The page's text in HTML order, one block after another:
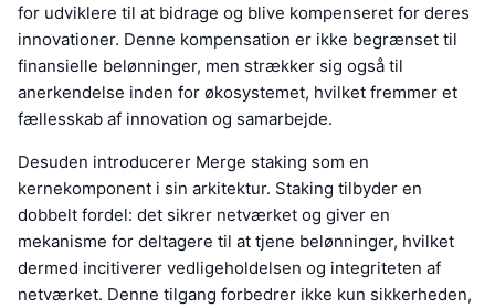
for udviklere til at bidrage og blive kompenseret for deres
innovationer. Denne kompensation er ikke begrænset til
finansielle belønninger, men strækker sig også til
anerkendelse inden for økosystemet, hvilket fremmer et
fællesskab af innovation og samarbejde.
Desuden introducerer Merge staking som en
kernekomponent i sin arkitektur. Staking tilbyder en
dobbelt fordel: det sikrer netværket og giver en
mekanisme for deltagere til at tjene belønninger, hvilket
dermed incitiverer vedligeholdelsen og integriteten af
netværket. Denne tilgang forbedrer ikke kun sikkerheden,